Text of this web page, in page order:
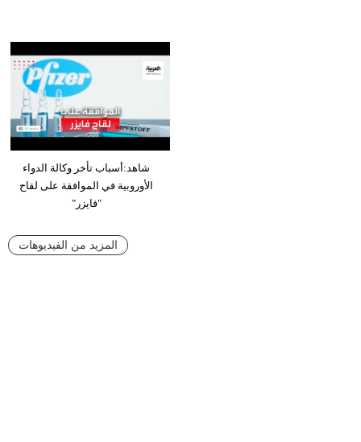
شاهد:أسباب تأخر وكالة الدواء
الأوروبية في الموافقة على لقاح
"فايزر"
المزيد من الفيديوهات